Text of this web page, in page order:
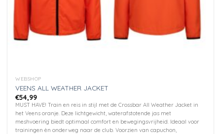
WEBSHOP
VEENS ALL WEATHER JACKET
€54,99
MUST HAVE! Train en reis in stijl met de Crossbar All Weather Jacket in
het Veens oranje. Deze lichtgewicht, waterafstotende jas met
meshvoering biedt optimaal comfort en bewegingsvrijheid. Ideaal voor
trainingen èn onderweg naar de club. Voorzien van capuchon,